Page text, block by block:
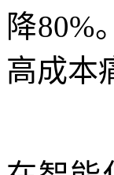
降80%
高成本